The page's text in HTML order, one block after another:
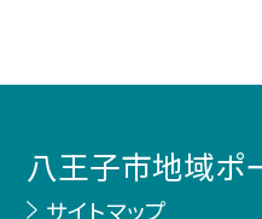
八王子市地域ポ
サイトマップ